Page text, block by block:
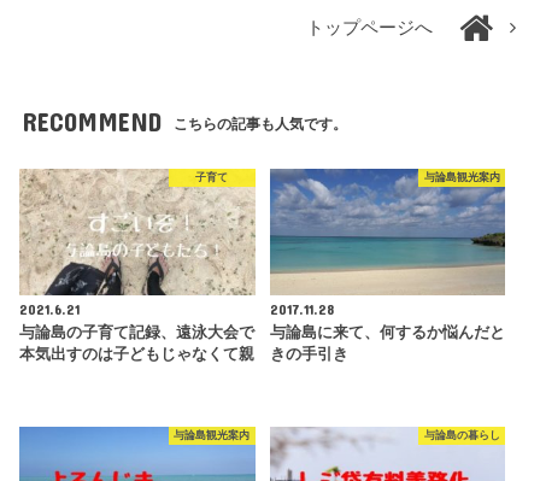
トップページへ
RECOMMEND こちらの記事も人気です。
子育て
2021.6.21
与論島の子育て記録、遠泳大会で
本気出すのは子どもじゃなくて親
与論島観光案内
2017.11.28
与論島に来て、何するか悩んだと
きの手引き
与論島観光案内 与論島の暮らし